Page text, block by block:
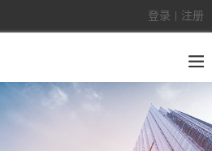
登录 注册